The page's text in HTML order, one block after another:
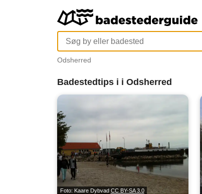
Odsherred
Badestedtips i i Odsherred
Foto: Kaare Dybvad CC BY-SA 3.0